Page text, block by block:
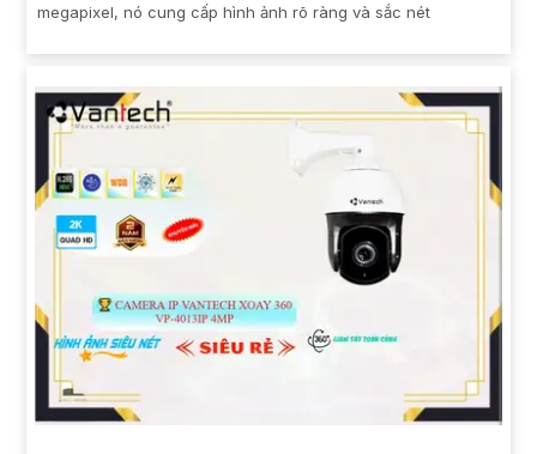
megapixel, nó cung cấp hình ảnh rõ ràng và sắc nét